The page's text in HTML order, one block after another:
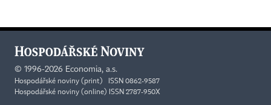
© 1996-2026 Economia, a.s.
Hospodářské noviny (print) ISSN 0862-9587
Hospodářské noviny (online) ISSN 2787-950X